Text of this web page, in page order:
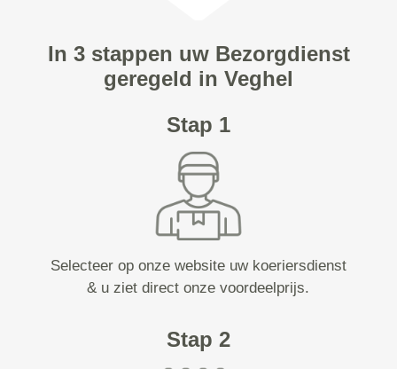
In 3 stappen uw Bezorgdienst
geregeld in Veghel
Stap 1
Selecteer op onze website uw koeriersdienst
& u ziet direct onze voordeelprijs.
Stap 2